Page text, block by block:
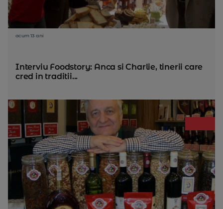
acum 13 ani
Interviu Foodstory: Anca si Charlie, tinerii care
cred in traditii...